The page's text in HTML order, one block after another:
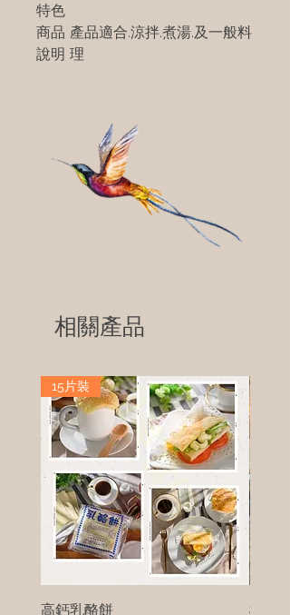
特色
商品
說明
產品適合.涼拌.煮湯.及一般料
理
相關產品
15片裝
高鈣乳酪餅 樹葡萄